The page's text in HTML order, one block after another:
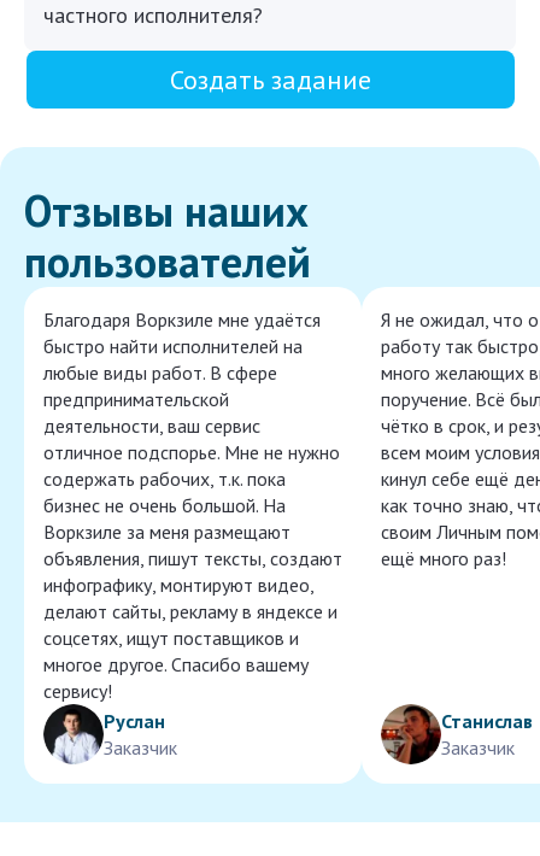
частного исполнителя?
Создать задание
Отзывы наших
пользователей
Благодаря Воркзиле мне удаётся
быстро найти исполнителей на
любые виды работ. В сфере
предпринимательской
деятельности, ваш сервис
отличное подспорье. Мне не нужно
содержать рабочих, т.к. пока
бизнес не очень большой. На
Воркзиле за меня размещают
объявления, пишут тексты, создают
инфографику, монтируют видео,
делают сайты, рекламу в яндексе и
соцсетях, ищут поставщиков и
многое другое. Спасибо вашему
сервису!
Руслан
Заказчик
Я не ожидал, что
работу так
много желающих
поручение. Всё
чётко в срок, и
всем моим
кинул себе ещё
как точно знаю,
своим Личным
ещё много раз!
Станислав
Заказчик